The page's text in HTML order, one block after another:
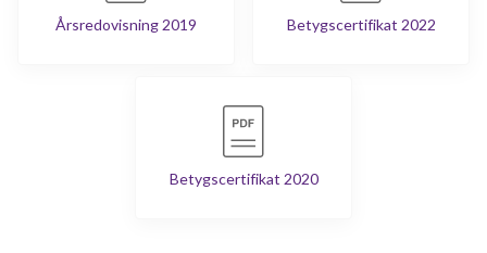
Årsredovisning 2019 Betygscertifikat 2022
Betygscertifikat 2020